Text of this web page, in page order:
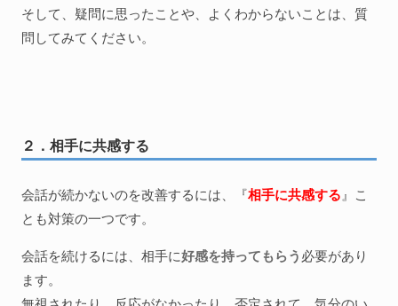
そして、疑問に思ったことや、よくわからないことは、質
問してみてください。
２．相手に共感する
会話が続かないのを改善するには、『相手に共感する』こ
とも対策の一つです。
会話を続けるには、相手に好感を持ってもらう 必要があり
ます。